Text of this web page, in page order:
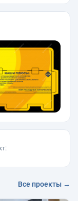
Все проекты →